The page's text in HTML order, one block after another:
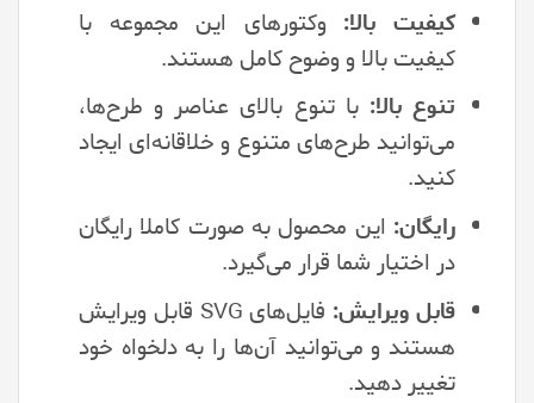
کیفیت بالا: وکتورهای این مجموعه با
کیفیت بالا و وضوح کامل هستند.
تنوع بالا: با تنوع بالای عناصر و طرح‌ها،
می‌توانید طرح‌های متنوع و خلاقانه‌ای ایجاد
کنید.
رایگان: این محصول به صورت کاملا رایگان
در اختیار شما قرار می‌گیرد.
قابل ویرایش:
فایل‌های SVG قابل ویرایش
هستند و می‌توانید آن‌ها را به دلخواه خود
تغییر دهید.